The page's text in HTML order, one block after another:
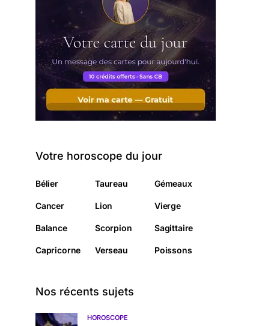
Votre horoscope du jour
Bélier Taureau Gémeaux
Cancer Lion Vierge
Balance Scorpion Sagittaire
Capricorne Verseau Poissons
Nos récents sujets
HOROSCOPE